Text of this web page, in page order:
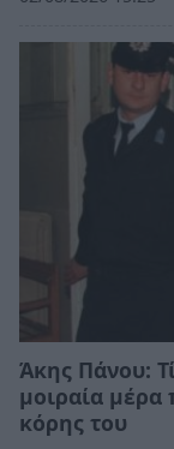
Άκης Πάνου:
μοιραία
κόρης του